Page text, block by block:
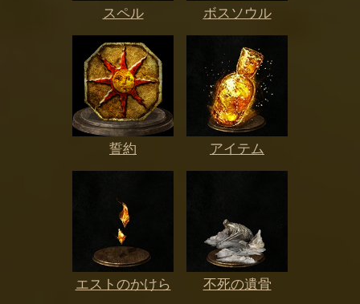
スペル ボスソウル
誓約 アイテム
エストのかけら 不死の遺骨